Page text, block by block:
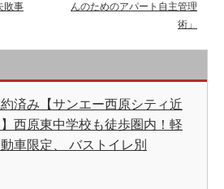
敗事
んのためのアパート自主管理
術」
約済み【サンエー西原シティ近
】西原東中学校も徒歩圏内！軽
車限定、 バストイレ別